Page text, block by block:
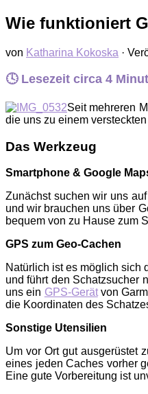
Wie funktioniert
von Katharina Kokoska ·
🕓 Lesezeit circa 4
Seit mehreren
die uns zu einem
Das Werkzeug
Smartphone & Google
Zunächst suchen wir uns
und wir brauchen uns über
bequem von zu Hause zum
GPS zum Geo-Cachen
Natürlich ist es möglich sich
und führt den Schatzsucher
uns ein GPS-Gerätvon
die Koordinaten des
Sonstige Utensilien
Um vor Ort gut ausgerüstet
eines jeden Caches vorher
Eine gute Vorbereitung ist